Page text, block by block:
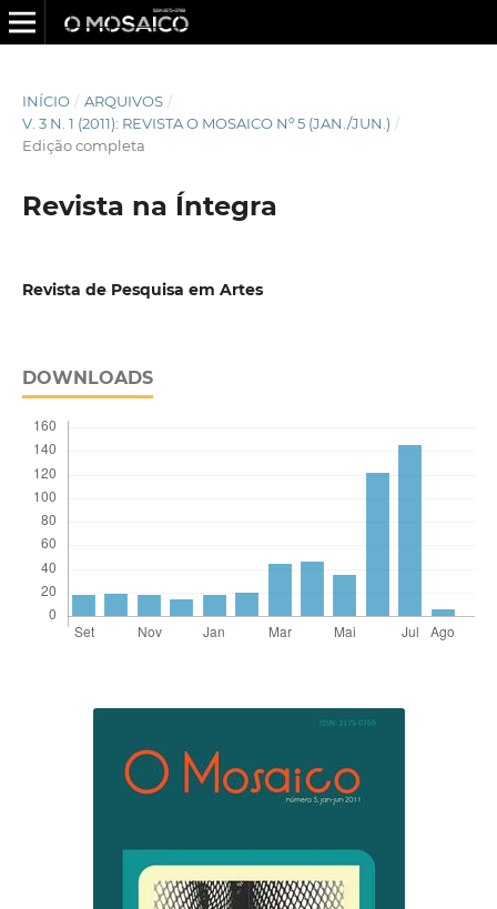
INÍCIO / ARQUIVOS /
V. 3 N. 1 (2011): REVISTA O MOSAICO Nº 5 (JAN./JUN.) /
Edição completa
Revista na Íntegra
Revista de Pesquisa em Artes
DOWNLOADS